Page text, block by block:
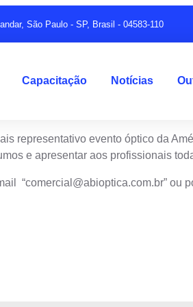
São Paulo - SP, Brasil - 04583-110
Capacitação Notícias
representativo evento óptico da
e apresentar aos profissionais
“comercial@abioptica.com.br” ou